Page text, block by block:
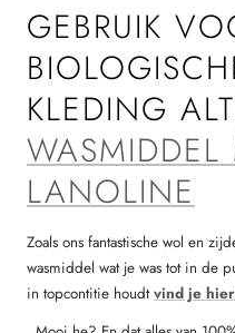
GEBRUIK
KLEDING
WASMIDDEL
LANOLINE
Zoals ons fantastische wol en
wasmiddel wat je was tot in de
in topcontitie houdtvind je hier